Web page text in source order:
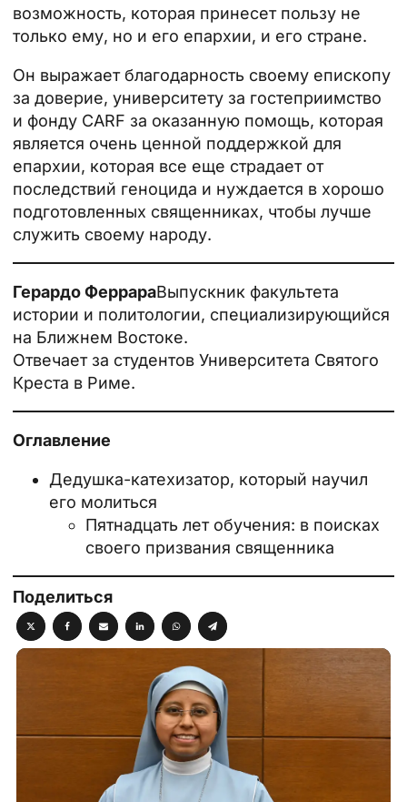
возможность, которая принесет пользу не
только ему, но и его епархии, и его стране.
Он выражает благодарность своему епископу
за доверие, университету за гостеприимство
и фонду CARF за оказанную помощь, которая
является очень ценной поддержкой для
епархии, которая все еще страдает от
последствий геноцида и нуждается в хорошо
подготовленных священниках, чтобы лучше
служить своему народу.
Герардо ФеррараВыпускник факультета
истории и политологии, специализирующийся
на Ближнем Востоке.
Отвечает за студентов Университета Святого
Креста в Риме.
Оглавление
Дедушка-катехизатор, который научил
его молиться
Пятнадцать лет обучения: в поисках
своего призвания священника
Поделиться